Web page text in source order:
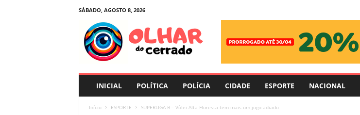
SÁBADO, AGOSTO 8, 2026
INICIAL POLÍTICA POLÍCIA CIDADE ESPORTE NACIONAL
Início ESPORTE SUPERLIGA B – Vôlei Alta Floresta tem mais um jogo adiado